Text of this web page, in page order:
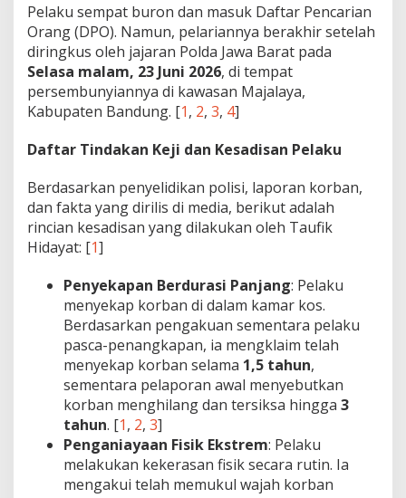
Pelaku sempat buron dan masuk Daftar Pencarian
Orang (DPO). Namun, pelariannya berakhir setelah
diringkus oleh jajaran Polda Jawa Barat pada
Selasa malam, 23 Juni 2026, di tempat
persembunyiannya di kawasan Majalaya,
Kabupaten Bandung. [1, 2, 3, 4]
Daftar Tindakan Keji dan Kesadisan Pelaku
Berdasarkan penyelidikan polisi, laporan korban,
dan fakta yang dirilis di media, berikut adalah
rincian kesadisan yang dilakukan oleh Taufik
Hidayat: [1]
Penyekapan Berdurasi Panjang: Pelaku
menyekap korban di dalam kamar kos.
Berdasarkan pengakuan sementara pelaku
pasca-penangkapan, ia mengklaim telah
menyekap korban selama 1,5 tahun,
sementara pelaporan awal menyebutkan
korban menghilang dan tersiksa hingga 3
tahun. [1, 2, 3]
Penganiayaan Fisik Ekstrem: Pelaku
melakukan kekerasan fisik secara rutin. Ia
mengakui telah memukul wajah korban